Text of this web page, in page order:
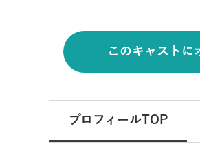
このキャストに
プロフィールTOP